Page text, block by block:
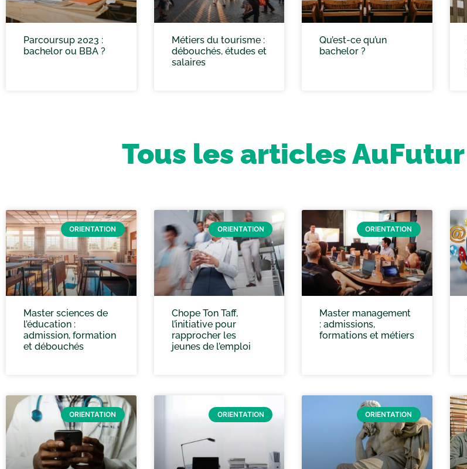
Parcoursup 2023 :
bachelor ou BBA ?
Métiers du tourisme :
débouchés, études et
salaires
Qu’est-ce qu’un
bachelor ?
Tous les articles AuFutur
ORIENTATION
Master sciences de
l’éducation :
admission, formation
et débouchés
ORIENTATION
Chope Ton Taff,
l’initiative pour
rapprocher les
jeunes de l’emploi
ORIENTATION
Master management
: admissions,
formations et métiers
ORIENTATION ORIENTATION ORIENTATION